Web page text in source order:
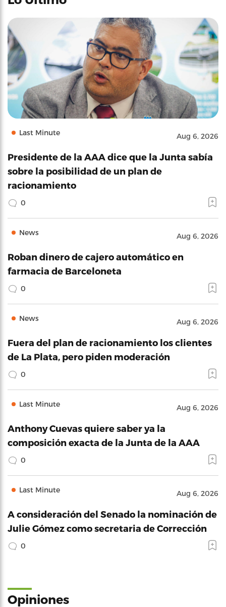
Last Minute Aug 6, 2026
Presidente de la AAA dice que la Junta sabía
sobre la posibilidad de un plan de
racionamiento
0
News Aug 6, 2026
Roban dinero de cajero automático en
farmacia de Barceloneta
0
News Aug 6, 2026
Fuera del plan de racionamiento los clientes
de La Plata, pero piden moderación
0
Last Minute Aug 6, 2026
Anthony Cuevas quiere saber ya la
composición exacta de la Junta de la AAA
0
Last Minute Aug 6, 2026
A consideración del Senado la nominación de
Julie Gómez como secretaria de Corrección
0
Opiniones